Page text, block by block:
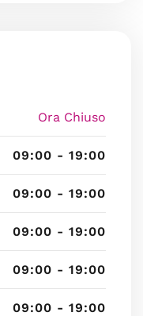
Ora Chiuso
09:00 - 19:00
09:00 - 19:00
09:00 - 19:00
09:00 - 19:00
09:00 - 19:00